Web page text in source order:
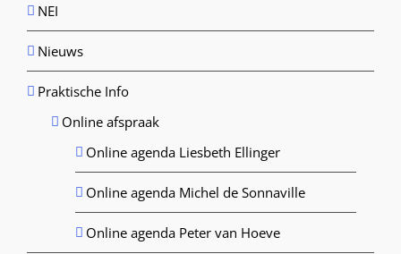
NEI
Nieuws
Praktische Info
Online afspraak
Online agenda Liesbeth Ellinger
Online agenda Michel de Sonnaville
Online agenda Peter van Hoeve